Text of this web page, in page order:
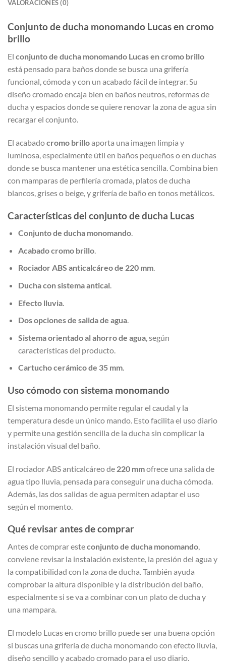
VALORACIONES (0)
Conjunto de ducha monomando Lucas en cromo
brillo
El conjunto de ducha monomando Lucas en cromo brillo
está pensado para baños donde se busca una grifería
funcional, cómoda y con un acabado fácil de integrar. Su
diseño cromado encaja bien en baños neutros, reformas de
ducha y espacios donde se quiere renovar la zona de agua sin
recargar el conjunto.
El acabadocromo brilloaporta una imagen limpia y
luminosa, especialmente útil en baños pequeños o en duchas
donde se busca mantener una estética sencilla. Combina bien
con mamparas de perfilería cromada, platos de ducha
blancos, grises o beige, y grifería de baño en tonos metálicos.
Características del conjunto de ducha Lucas
Conjunto de ducha monomando.
Acabado cromo brillo.
Rociador ABS anticalcáreo de 220 mm.
Ducha con sistema antical.
Efecto lluvia.
Dos opciones de salida de agua.
Sistema orientado al ahorro de agua, según
características del producto.
Cartucho cerámico de 35 mm.
Uso cómodo con sistema monomando
El sistema monomando permite regular el caudal y la
temperatura desde un único mando. Esto facilita el uso diario
y permite una gestión sencilla de la ducha sin complicar la
instalación visual del baño.
El rociador ABS anticalcáreo de 220 mmofrece una salida de
agua tipo lluvia, pensada para conseguir una ducha cómoda.
Además, las dos salidas de agua permiten adaptar el uso
según el momento.
Qué revisar antes de comprar
Antes de comprar esteconjunto de ducha monomando,
conviene revisar la instalación existente, la presión del agua y
la compatibilidad con la zona de ducha. También ayuda
comprobar la altura disponible y la distribución del baño,
especialmente si se va a combinar con un plato de ducha y
una mampara.
El modelo Lucas en cromo brillo puede ser una buena opción
si buscas una grifería de ducha monomando con efecto lluvia,
diseño sencillo y acabado cromado para el uso diario.